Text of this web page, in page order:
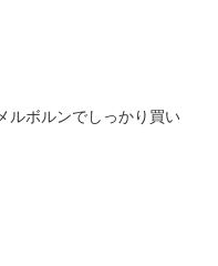
ルボルンでしっかり買い